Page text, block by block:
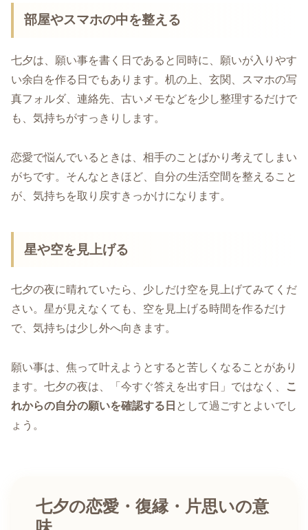
部屋やスマホの中を整える
七夕は、願い事を書く日であると同時に、願いが入りやす
い余白を作る日でもあります。机の上、玄関、スマホの写
真フォルダ、連絡先、古いメモなどを少し整理するだけで
も、気持ちがすっきりします。
恋愛で悩んでいるときは、相手のことばかり考えてしまい
がちです。そんなときほど、自分の生活空間を整えること
が、気持ちを取り戻すきっかけになります。
星や空を見上げる
七夕の夜に晴れていたら、少しだけ空を見上げてみてくだ
さい。星が見えなくても、空を見上げる時間を作るだけ
で、気持ちは少し外へ向きます。
願い事は、焦って叶えようとすると苦しくなることがあり
ます。七夕の夜は、「今すぐ答えを出す日」ではなく、
こ
れからの自分の願いを確認する日 として過ごすとよいでし
ょう。
七夕の恋愛・復縁・片思いの意